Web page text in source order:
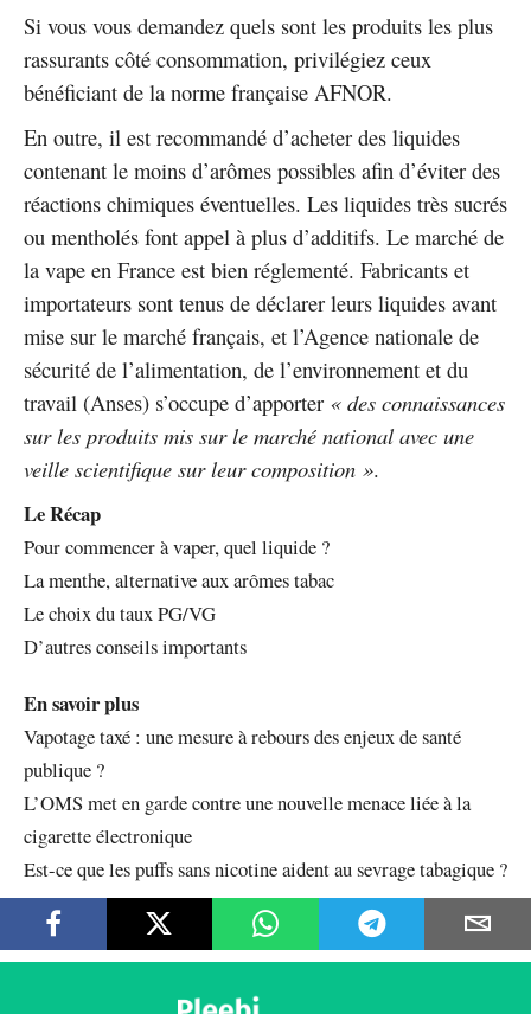
Si vous vous demandez quels sont les produits les plus
rassurants côté consommation, privilégiez ceux
bénéficiant de la norme française AFNOR.
En outre, il est recommandé d’acheter des liquides
contenant le moins d’arômes possibles afin d’éviter des
réactions chimiques éventuelles. Les liquides très sucrés
ou mentholés font appel à plus d’additifs. Le marché de
la vape en France est bien réglementé. Fabricants et
importateurs sont tenus de déclarer leurs liquides avant
mise sur le marché français, et l’Agence nationale de
sécurité de l’alimentation, de l’environnement et du
travail (Anses) s’occupe d’apporter « des connaissances
sur les produits mis sur le marché national avec une
veille scientifique sur leur composition ».
Le Récap
Pour commencer à vaper, quel liquide ?
La menthe, alternative aux arômes tabac
Le choix du taux PG/VG
D’autres conseils importants
En savoir plus
Vapotage taxé : une mesure à rebours des enjeux de santé
publique ?
L’OMS met en garde contre une nouvelle menace liée à la
cigarette électronique
Est-ce que les puffs sans nicotine aident au sevrage tabagique ?